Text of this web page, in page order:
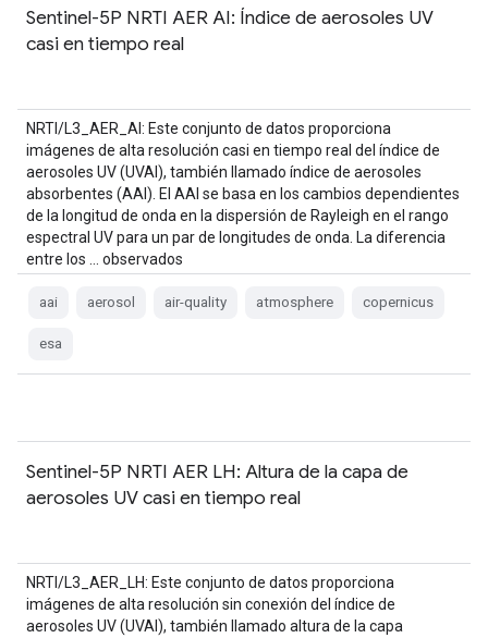
Sentinel-5P NRTI AER AI: Índice de aerosoles UV
casi en tiempo real
NRTI/L3_AER_AI: Este conjunto de datos proporciona
imágenes de alta resolución casi en tiempo real del índice de
aerosoles UV (UVAI), también llamado índice de aerosoles
absorbentes (AAI). El AAI se basa en los cambios dependientes
de la longitud de onda en la dispersión de Rayleigh en el rango
espectral UV para un par de longitudes de onda. La diferencia
entre los … observados
aai aerosol air-quality atmosphere copernicus
esa
Sentinel-5P NRTI AER LH: Altura de la capa de
aerosoles UV casi en tiempo real
NRTI/L3_AER_LH: Este conjunto de datos proporciona
imágenes de alta resolución sin conexión del índice de
aerosoles UV (UVAI), también llamado altura de la capa